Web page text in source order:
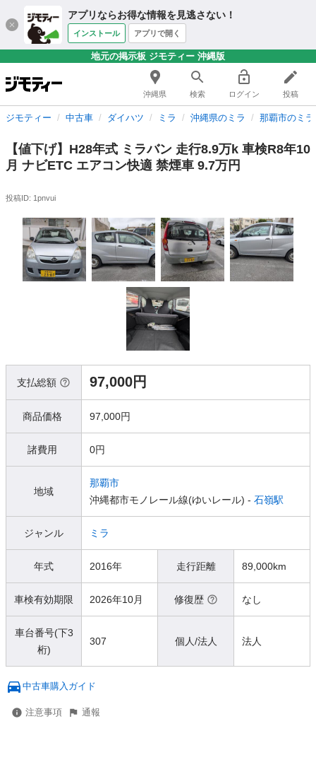
アプリならお得な情報を見逃さない！
インストール アプリで開く
地元の掲示板 ジモティー 沖縄版
沖縄県 検索 ログイン 投稿
ジモティー 中古車 ダイハツ ミラ 沖縄県のミラ 那覇市のミラ
【値下げ】H28年式 ミラバン 走行8.9万k 車検R8年10
月 ナビETC エアコン快適 禁煙車 9.7万円
投稿ID: 1pnvui
支払総額 97,000円
商品価格 97,000円
諸費用 0円
地域
那覇市
沖縄都市モノレール線(ゆいレール) - 石嶺駅
ジャンル ミラ
年式 2016年 走行距離 89,000km
車検有効期限 2026年10月 修復歴 なし
車台番号(下3
桁)
307 個人/法人 法人
中古車購入ガイド
注意事項 通報